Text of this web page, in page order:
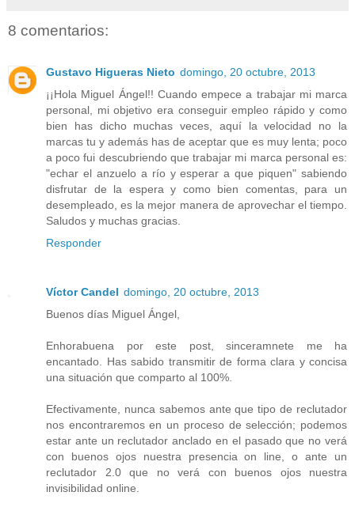
8 comentarios:
Gustavo Higueras Nieto domingo, 20 octubre, 2013
¡¡Hola Miguel Ángel!! Cuando empece a trabajar mi marca
personal, mi objetivo era conseguir empleo rápido y como
bien has dicho muchas veces, aquí la velocidad no la
marcas tu y además has de aceptar que es muy lenta; poco
a poco fui descubriendo que trabajar mi marca personal es:
"echar el anzuelo a río y esperar a que piquen" sabiendo
disfrutar de la espera y como bien comentas, para un
desempleado, es la mejor manera de aprovechar el tiempo.
Saludos y muchas gracias.
Responder
Víctor Candel domingo, 20 octubre, 2013
Buenos días Miguel Ángel,
Enhorabuena por este post, sinceramnete me ha
encantado. Has sabido transmitir de forma clara y concisa
una situación que comparto al 100%.
Efectivamente, nunca sabemos ante que tipo de reclutador
nos encontraremos en un proceso de selección; podemos
estar ante un reclutador anclado en el pasado que no verá
con buenos ojos nuestra presencia on line, o ante un
reclutador 2.0 que no verá con buenos ojos nuestra
invisibilidad online.